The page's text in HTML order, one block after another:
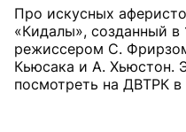
Про искусных
«Кидалы», созданный в
режиссером С.
Кьюсака и А. Хьюстон.
посмотреть на ДВТРК в